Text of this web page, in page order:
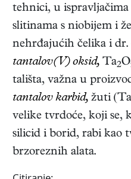
tehnici, u
slitinama s niobijem i
nehrđajućih čelika i dr.
tantalov(V) oksid, Ta2O
tališta, važna u
tantalov karbid, žuti
velike tvrdoće, koji se,
silicid i borid, rabi kao
brzoreznih alata.